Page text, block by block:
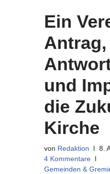
Ein
und
die
Kirche
von Redaktion
8.
4 Kommentare
Gemeinden &